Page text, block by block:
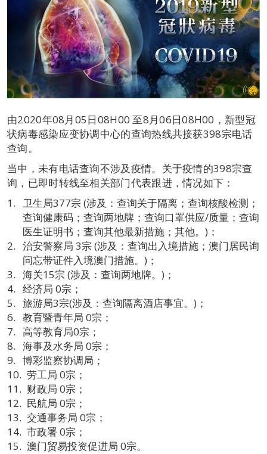
由2020年08月05日08H00 至8月06日08H00，新型冠
状病毒感染应变协调中心的查询热线共接获398宗电话
查询。
当中，未有电话查询不涉及疫情。关于疫情的398宗查
询，已即时转线至相关部门代表跟进，情况如下：
卫生局377宗 (涉及：查询关于隔离；查询核酸检测；
查询健康码；查询两地牌；查询口罩供应/质量；查询
医生证明书；查询其他最新措施；其他。)；
治安警察局 3宗 (涉及：查询出入境措施；澳门居民询
问忘带证件入境澳门措施。)；
海关15宗 (涉及：查询两地牌。)；
经济局 0宗；
旅游局3宗(涉及：查询隔离酒店事宜。)；
教育暨青年局 0宗；
高等教育局0宗；
海事及水务局 0宗；
博彩监察协调局；
劳工局 0宗；
财政局 0宗；
民航局 0宗；
交通事务局 0宗；
市政署 0宗；
澳门贸易投资促进局 0宗。